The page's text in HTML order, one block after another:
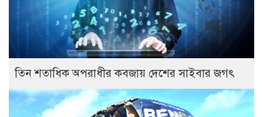
তিন শতাধিক অপরাধীর কবজায় দেশের সাইবার জগৎ